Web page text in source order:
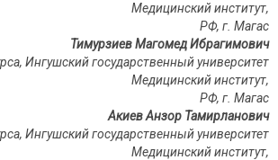
Медицинский институт,
РФ, г. Магас
Тимурзиев Магомед Ибрагимович
Ингушский государственный университет
Медицинский институт,
РФ, г. Магас
Акиев Анзор Тамирланович
Ингушский государственный университет
Медицинский институт,